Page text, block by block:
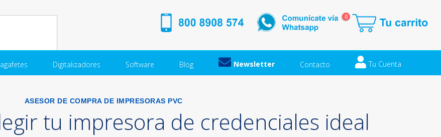
0
Digitalizadores Software Blog Newsletter Contacto Tu Cuenta
ASESOR DE COMPRA DE IMPRESORAS PVC
tu impresora de credenciales ideal